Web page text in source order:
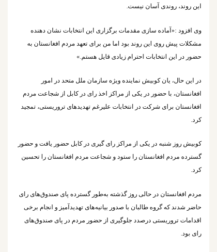
این روند، روندی آسان نیست.
وی افزود :«آماده سازی مقدمات برگزاری این انتخابات نشان دهنده
مشکلات پیش روی این روند بود اما من برای تعهد مردم افغانستان به
حضور در این انتخابات احترام زیادی قایل هستم.»
در این حال، یان کوبیش نماینده ویژه سازمان ملل متحد در امور
افغانستان، با حضور در یکی از مراکز اخذ رای در کابل از شجاعت مردم
افغانستان برای شرکت در انتخابات علیرغم تهدیدهای تروریستی، تمجید
کرد.
کوبیش روز شنبه در یکی از مراکز رای گیری در کابل حضور یافت و حضور
گسترده مردم افغانستان را ستود و شجاعت مردم افغانستان را تحسین
کرد.
مردم افغانستان در حالی روز گذشته به‌طور گسترده پای صندوق‌های رای
حاضر شدند که گروه طالبان با صدور بیانیه‌های تهدیدآمیز و انجام برخی
اقدامات تروریستی درصدد جلوگیری از حضور مردم در پای صندوق‌های
رای بود.